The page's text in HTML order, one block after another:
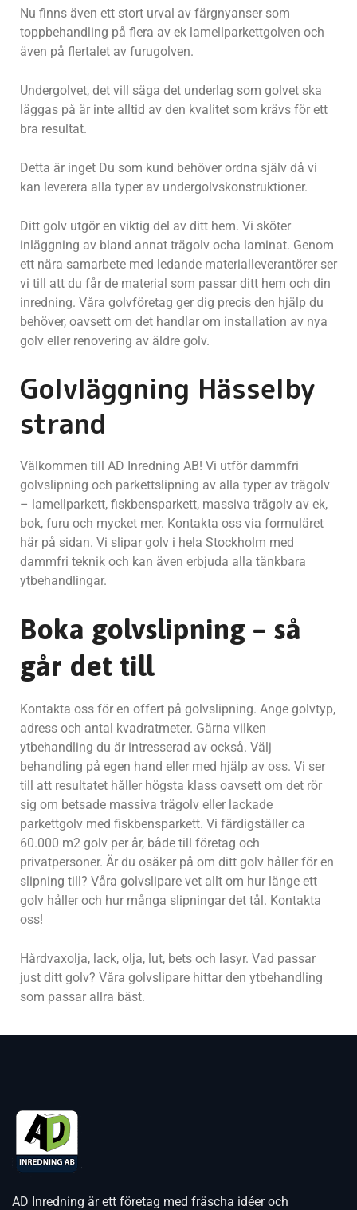
Nu finns även ett stort urval av färgnyanser som
toppbehandling på flera av ek lamellparkettgolven och
även på flertalet av furugolven.
Undergolvet, det vill säga det underlag som golvet ska
läggas på är inte alltid av den kvalitet som krävs för ett
bra resultat.
Detta är inget Du som kund behöver ordna själv då vi
kan leverera alla typer av undergolvskonstruktioner.
Ditt golv utgör en viktig del av ditt hem. Vi sköter
inläggning av bland annat trägolv ocha laminat. Genom
ett nära samarbete med ledande materialleverantörer ser
vi till att du får de material som passar ditt hem och din
inredning. Våra golvföretag ger dig precis den hjälp du
behöver, oavsett om det handlar om installation av nya
golv eller renovering av äldre golv.
Golvläggning Hässelby
strand
Välkommen till AD Inredning AB! Vi utför dammfri
golvslipning och parkettslipning av alla typer av trägolv
– lamellparkett, fiskbensparkett, massiva trägolv av ek,
bok, furu och mycket mer. Kontakta oss via formuläret
här på sidan. Vi slipar golv i hela Stockholm med
dammfri teknik och kan även erbjuda alla tänkbara
ytbehandlingar.
Boka golvslipning – så
går det till
Kontakta oss för en offert på golvslipning. Ange golvtyp,
adress och antal kvadratmeter. Gärna vilken
ytbehandling du är intresserad av också. Välj
behandling på egen hand eller med hjälp av oss. Vi ser
till att resultatet håller högsta klass oavsett om det rör
sig om betsade massiva trägolv eller lackade
parkettgolv med fiskbensparkett. Vi färdigställer ca
60.000 m2 golv per år, både till företag och
privatpersoner. Är du osäker på om ditt golv håller för en
slipning till? Våra golvslipare vet allt om hur länge ett
golv håller och hur många slipningar det tål. Kontakta
oss!
Hårdvaxolja, lack, olja, lut, bets och lasyr. Vad passar
just ditt golv? Våra golvslipare hittar den ytbehandling
som passar allra bäst.
AD Inredning är ett företag med fräscha idéer och